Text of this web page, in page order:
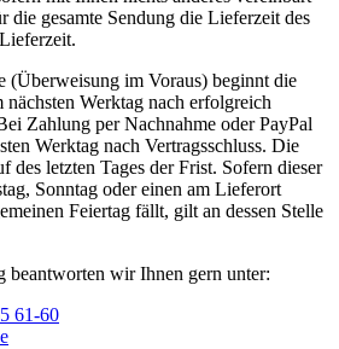
gesamte Sendung die Lieferzeit des
(Überweisung im Voraus) beginnt die
Werktag nach erfolgreich
Zahlung per Nachnahme oder PayPal
Werktag nach Vertragsschluss. Die
des letzten Tages der Frist. Sofern dieser
Sonntag oder einen am Lieferort
Feiertag fällt, gilt an dessen Stelle
beantworten wir Ihnen gern unter:
61-60